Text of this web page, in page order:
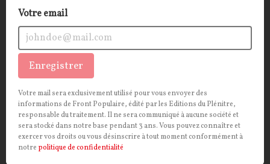
POLITIQUEÉCOLOGIE
Votre email
Enregistrer
Votre mail sera exclusivement utilisé pour vous envoyer des
informations de Front Populaire, édité par les Editions du Plénitre,
responsable du traitement. Il ne sera communiqué à aucune société et
sera stocké dans notre base pendant 3 ans. Vous pouvez connaître et
exercer vos droits ou vous désinscrire à tout moment conformément à
notre politique de confidentialité